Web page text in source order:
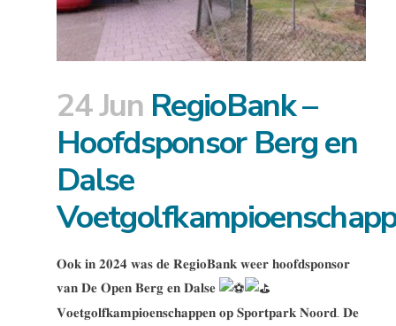
24 JunRegioBank –
Hoofdsponsor Berg en
Dalse
𝐎𝐨𝐤 𝐢𝐧 𝟐𝟎𝟐𝟒 𝐰𝐚𝐬 𝐝𝐞 𝐑𝐞𝐠𝐢𝐨𝐁𝐚𝐧𝐤 𝐰𝐞𝐞𝐫 𝐡𝐨𝐨𝐟𝐝𝐬𝐩𝐨𝐧𝐬𝐨𝐫
𝐯𝐚𝐧 𝐃𝐞 𝐎𝐩𝐞𝐧 𝐁𝐞𝐫𝐠 𝐞𝐧 𝐃𝐚𝐥𝐬𝐞
𝐕𝐨𝐞𝐭𝐠𝐨𝐥𝐟𝐤𝐚𝐦𝐩𝐢𝐨𝐞𝐧𝐬𝐜𝐡𝐚𝐩𝐩𝐞𝐧 𝐨𝐩 𝐒𝐩𝐨𝐫𝐭𝐩𝐚𝐫𝐤 𝐍𝐨𝐨𝐫𝐝. 𝐃𝐞